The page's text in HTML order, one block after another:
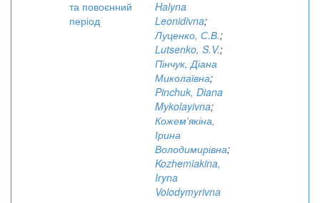
та повоєнний
період
Halyna
Leonidivna;
Луценко, С.В.;
Lutsenko, S.V.;
Пінчук, Діана
Миколаївна;
Pinchuk, Diana
Mykolayivna;
Кожем'якіна,
Ірина
Володимирівна;
Kozhemiakina,
Iryna
Volodymyrivna